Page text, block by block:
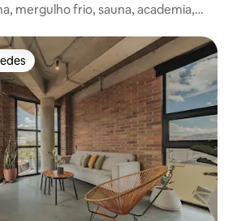
mergulho frio, sauna, academia,